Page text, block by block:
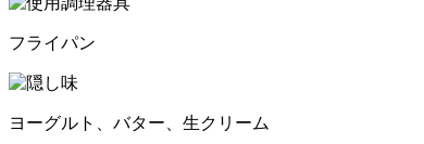
フライパン
ヨーグルト、バター、生クリーム